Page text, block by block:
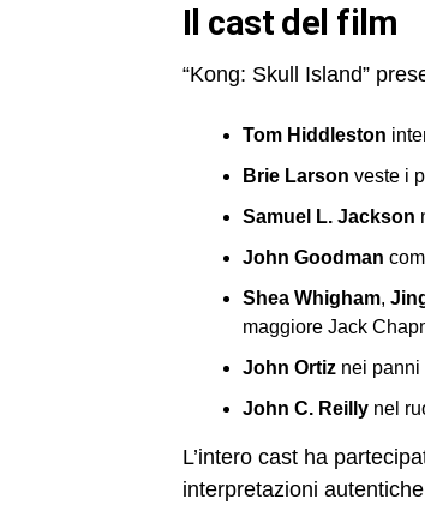
il cast del film
“Kong: Skull Island”
Tom Hiddleston
Brie Larson veste i
Samuel L. Jackson
John Goodman
Shea Whigham,
maggiore Jack
John Ortiz nei panni
John C. Reilly nel
L’intero cast ha
interpretazioni